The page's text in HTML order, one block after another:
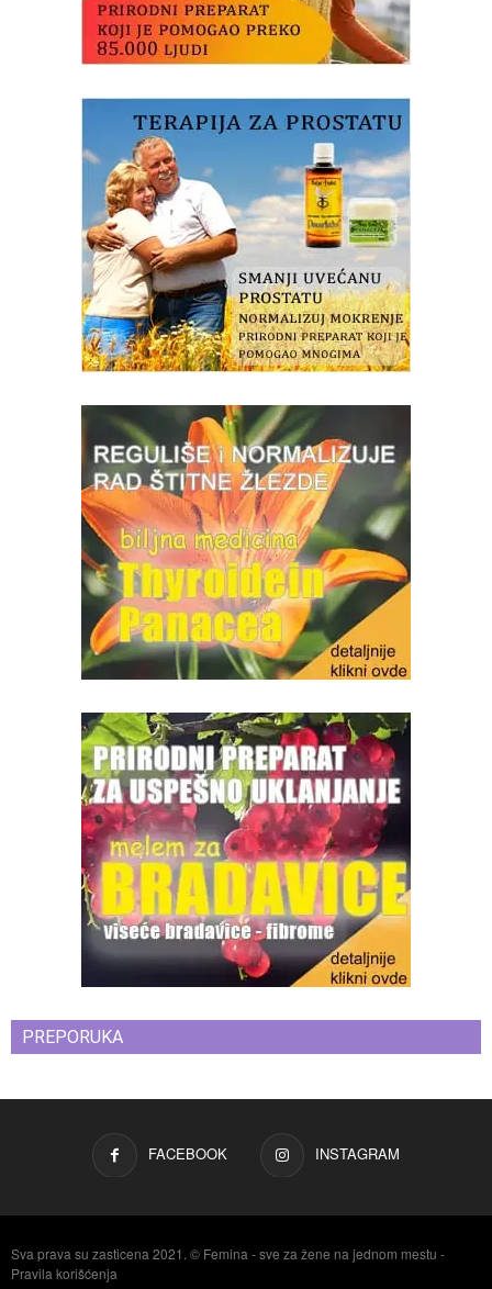
PREPORUKA
FACEBOOK INSTAGRAM
Sva prava su zasticena 2021. © Femina - sve za žene na jednom mestu -
Pravila korišćenja